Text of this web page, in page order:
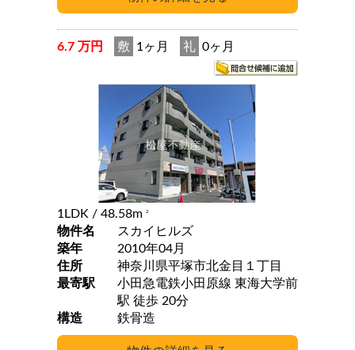
6.7 万円 敷 1ヶ月 礼 0ヶ月
1LDK / 48.58m 2
物件名
スカイヒルズ
築年
2010年04月
住所
神奈川県平塚市北金目１丁目
最寄駅
小田急電鉄小田原線 東海大学前
駅 徒歩 20分
構造
鉄骨造